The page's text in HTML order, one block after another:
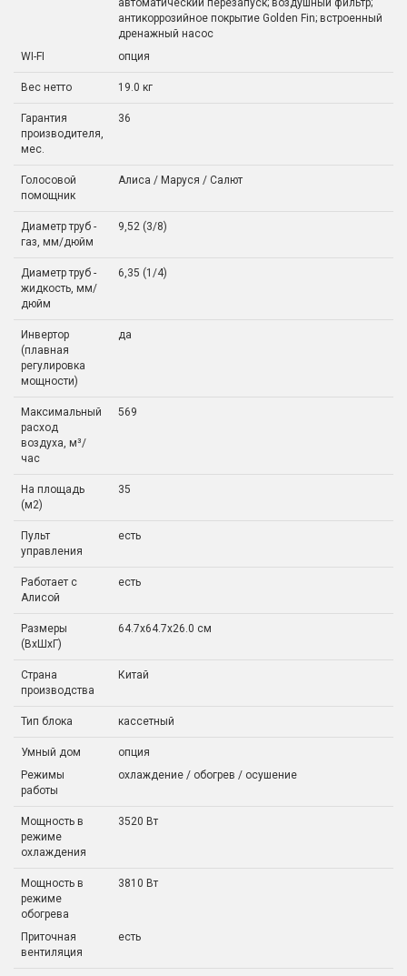
автоматический перезапуск; воздушный фильтр;
антикоррозийное покрытие Golden Fin; встроенный
дренажный насос
WI-FI
опция
Вес нетто 19.0 кг
Гарантия
производителя,
мес.
36
Голосовой
помощник
Алиса / Маруся / Салют
Диаметр труб -
газ, мм/дюйм
9,52 (3/8)
Диаметр труб -
жидкость, мм/
дюйм
6,35 (1/4)
Инвертор
(плавная
регулировка
мощности)
да
Максимальный
расход
воздуха, м³/
час
569
На площадь
(м2)
35
Пульт
управления
есть
Работает с
Алисой
есть
Размеры
(ВхШхГ)
64.7х64.7х26.0 см
Страна
производства
Китай
Тип блока кассетный
Умный дом
опция
Режимы
работы
охлаждение / обогрев / осушение
Мощность в
режиме
охлаждения
3520 Вт
Мощность в
режиме
обогрева
3810 Вт
Приточная
вентиляция
есть